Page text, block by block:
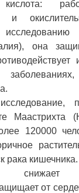
и
она
Маастрихта
120000
рака кишечника.
снижает
от